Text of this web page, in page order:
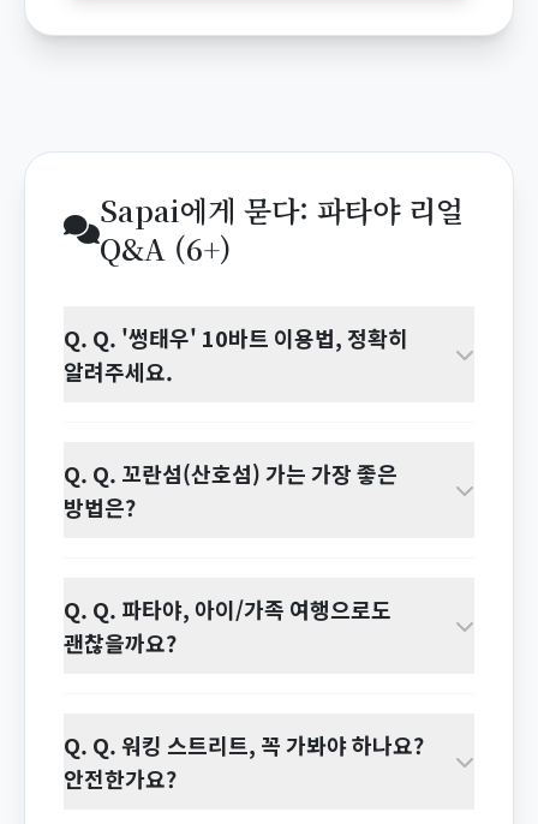
Sapai에게 묻다: 파타야 리얼
Q&A (6+)
Q. Q. '썽태우' 10바트 이용법, 정확히
알려주세요.
Q. Q. 꼬란섬(산호섬) 가는 가장 좋은
방법은?
Q. Q. 파타야, 아이/가족 여행으로도
괜찮을까요?
Q. Q. 워킹 스트리트, 꼭 가봐야 하나요?
안전한가요?